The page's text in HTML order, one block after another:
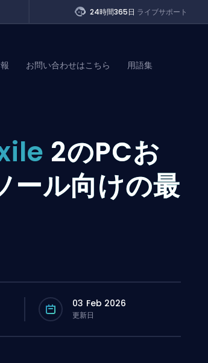
24時間365日 ライブサポート
お問い合わせはこちら 用語集
2のPCお
ール向けの最
03 Feb 2026
更新日